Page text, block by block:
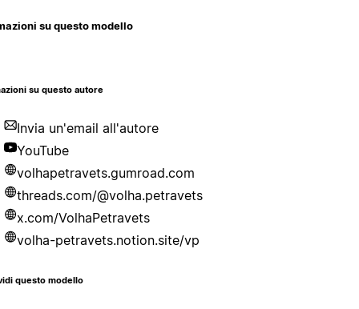
su questo modello
su questo autore
Invia un'email all'autore
YouTube
volhapetravets.gumroad.com
threads.com/@volha.petravets
x.com/VolhaPetravets
volha-petravets.notion.site/vp
questo modello